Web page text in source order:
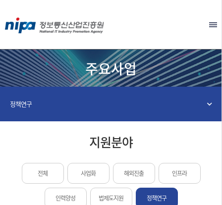
주요사업
정책연구
지원분야
전체 사업화 해외진출 인프라
인력양성 법제도지원 정책연구